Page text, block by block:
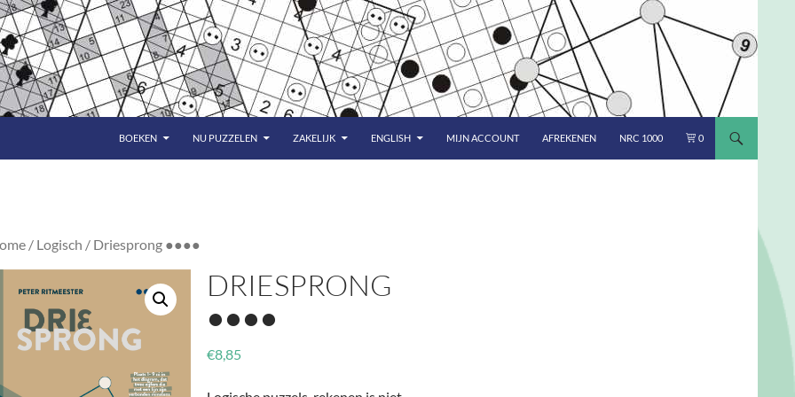
BOEKEN NU PUZZELEN ZAKELIJK ENGLISH MIJN ACCOUNT AFREKENEN NRC 1000 0
/ Logisch / Driesprong ●●●●
DRIESPRONG
●●●●
€8,85